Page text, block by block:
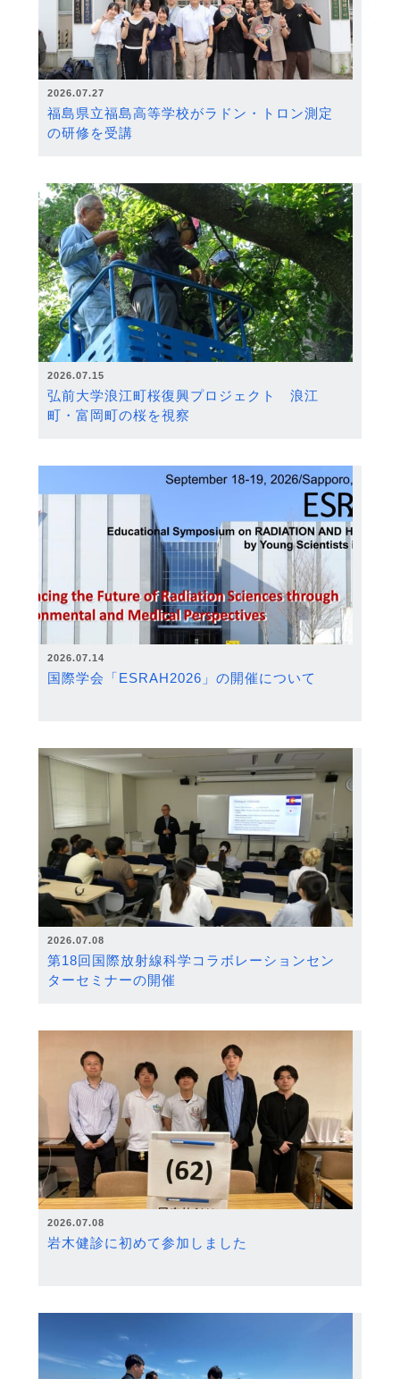
2026.07.27
福島県立福島高等学校がラドン・トロン測定
の研修を受講
2026.07.15
弘前大学浪江町桜復興プロジェクト 浪江
町・富岡町の桜を視察
2026.07.14
国際学会「ESRAH2026」の開催について
2026.07.08
第18回国際放射線科学コラボレーションセン
ターセミナーの開催
2026.07.08
岩木健診に初めて参加しました